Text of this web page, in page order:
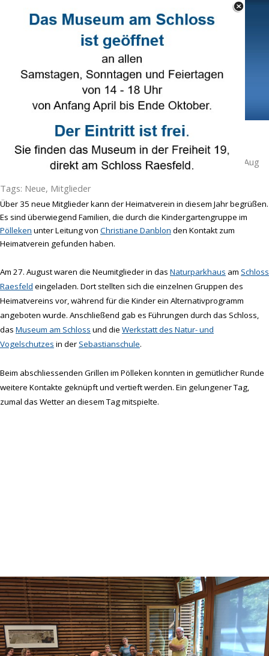
Select Language ▼
Menü überspringen
35 neue Mitglieder in 2017
Veröffentlicht vonHans BruneinHeimatverein· Sonntag 27 Aug
Tags: Neue, Mitglieder
Über 35 neue Mitglieder kann der Heimatverein in diesem Jahr begrüßen.
Es sind überwiegend Familien, die durch die Kindergartengruppe im
Pölleken unter Leitung von Christiane Danblon den Kontakt zum
Heimatverein gefunden haben.
Am 27. August waren die Neumitglieder in das Naturparkhaus am Schloss
Raesfeld eingeladen. Dort stellten sich die einzelnen Gruppen des
Heimatvereins vor, während für die Kinder ein Alternativprogramm
angeboten wurde. Anschließend gab es Führungen durch das Schloss,
das Museum am Schloss und die Werkstatt des Natur- und
Vogelschutzes in derSebastianschule.
Beim abschliessenden Grillen im Pölleken konnten in gemütlicher Runde
weitere Kontakte geknüpft und vertieft werden. Ein gelungener Tag,
zumal das Wetter an diesem Tag mitspielte.